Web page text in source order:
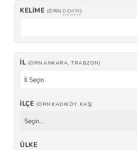
KELIME (ÖRN:DEMIR)
İL (ÖRN:ANKARA, TRABZON)
İl Seçin
İLÇE (ÖRN:KADIKÖY, KAŞ)
Seçin...
ÜLKE